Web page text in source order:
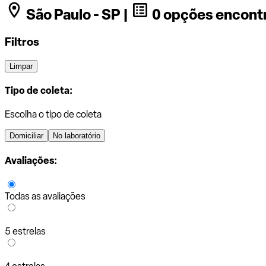
São Paulo - SP | 0 opções
Filtros
Limpar
Tipo de coleta:
Escolha o tipo de coleta
Domiciliar No laboratório
Avaliações:
Todas as avaliações
5 estrelas